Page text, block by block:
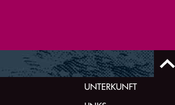
UNTERKUNFT